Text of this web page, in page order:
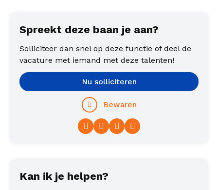
Spreekt deze baan je aan?
Solliciteer dan snel op deze functie of deel de
vacature met iemand met deze talenten!
Facebook
TwitterLinkedIn
Nu solliciteren
Bewaren
Kan ik je helpen?